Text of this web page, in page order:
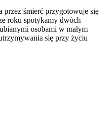
przez śmierć przygotowuje się
roku spotykamy dwóch
osobami w małym
się przy życiu